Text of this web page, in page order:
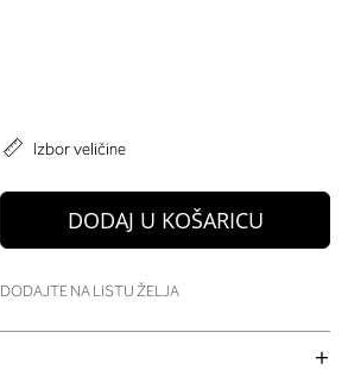
Izbor veličine
DODAJ U KOŠARICU
DODAJTE NA LISTU ŽELJA